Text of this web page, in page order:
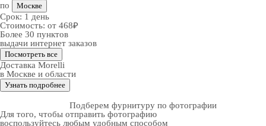
по
Москве
Срок: 1 день
Стоимость: от 468₽
Более 30 пунктов
выдачи интернет заказов
Посмотреть все
Доставка Morelli
в Москве и области
Узнать подробнее
Подберем фурнитуру по фотографии
Для того, чтобы отправить фотографию
воспользуйтесь любым удобным способом